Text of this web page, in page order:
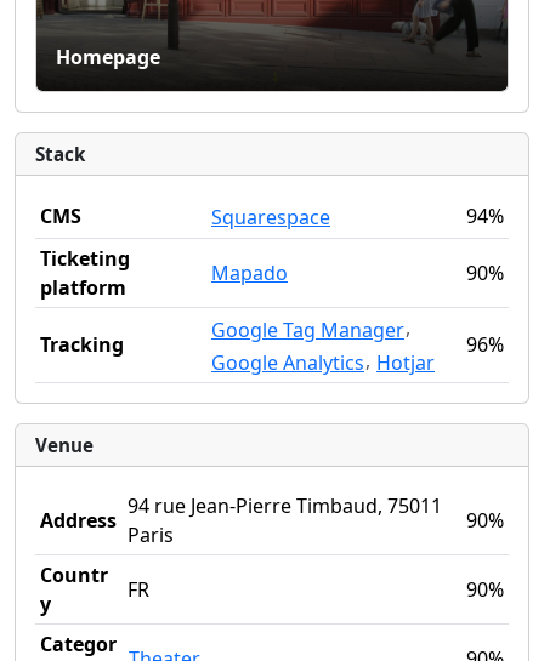
Homepage
Stack
CMS Squarespace
94%
Ticketing
platform
Mapado 90%
Tracking
Google Tag Manager,
Google Analytics, Hotjar
96%
Venue
Address
94 rue Jean-Pierre Timbaud, 75011
Paris
90%
Countr
y
FR 90%
Categor